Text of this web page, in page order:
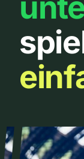
Über uns
Urbanlist